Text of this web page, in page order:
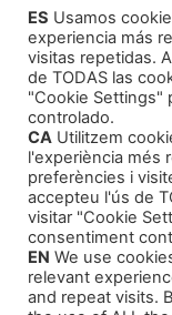
Consultor
Cómo
Agentes
Productos
Cuentos
ES Usamos
experiencia más
visitas repetidas.
de TODAS las
"Cookie Settings"
controlado.
CA Utilitzem
l'experiència més
preferències i
accepteu l'ús de
visitar "Cookie
consentiment
EN We use
relevant
and repeat visits.